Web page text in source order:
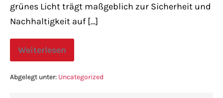
grünes Licht trägt maßgeblich zur Sicherheit und
Nachhaltigkeit auf […]
Weiterlesen
Abgelegt unter: Uncategorized